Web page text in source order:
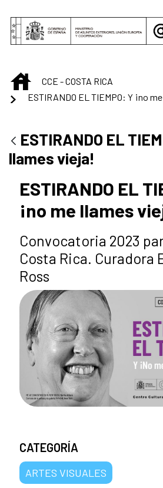
INICIO
CCE - COSTA RICA
ESTIRANDO EL TIEMPO: Y ¡no
ESTIRANDO EL
llames vieja!
ESTIRANDO EL
¡no me llames
Convocatoria 2023
Costa Rica. Curadora
Ross
CATEGORÍA
ARTES VISUALES